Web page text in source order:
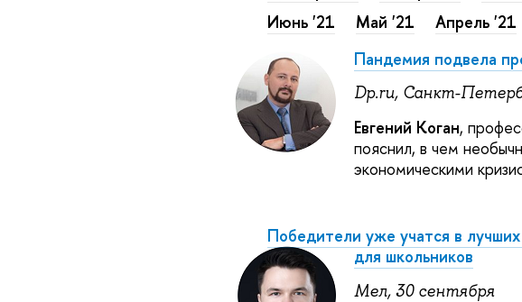
Июнь '21
Май '21 Апрель '21
Пандемия подвела
Dp.ru, Санкт-
Евгений Коган,
пояснил, в чем
экономическими
Победители уже учатся в
для школьников
Мел, 30 сентября